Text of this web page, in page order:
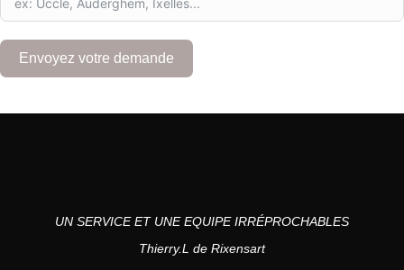
u
3
2
Envoyez votre demande
UN SERVICE ET UNE EQUIPE IRRÉPROCHABLES
Thierry.L de Rixensart